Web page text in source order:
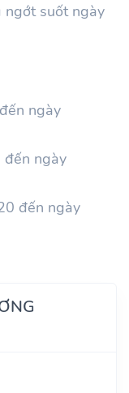
ngớt suốt ngày
ngày
ngày
đến ngày